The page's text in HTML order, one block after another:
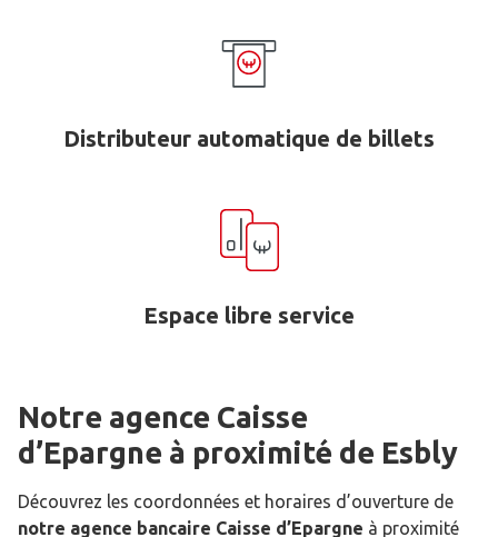
Distributeur automatique de billets
Espace libre service
Notre agence Caisse
d’Epargne à proximité de Esbly
Découvrez les coordonnées et horaires d’ouverture de
notre agence bancaire Caisse d’Epargne à proximité